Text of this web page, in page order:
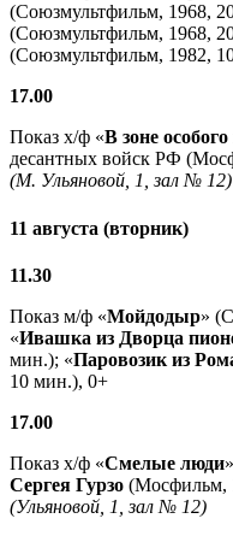
(Союзмультфильм, 1968,
(Союзмультфильм, 1968,
(Союзмультфильм, 1982,
17.00
Показ х/ф «В зоне
десантных войск РФ
(М. Ульяновой, 1, зал № 12)
11 августа (вторник)
11.30
Показ м/ф «Мойдодыр»
«Ивашка из Дворца
мин.); «Паровозик из
10 мин.), 0+
17.00
Показ х/ф «Смелые люди
Сергея Гурзо (Мосфильм,
(Ульяновой, 1, зал № 12)